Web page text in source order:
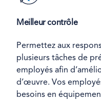
Meilleur contrôle
Permettez aux
plusieurs tâches de
employés afin
d’œuvre. Vos
besoins en